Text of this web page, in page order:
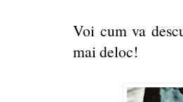
Voi cum va
mai deloc!